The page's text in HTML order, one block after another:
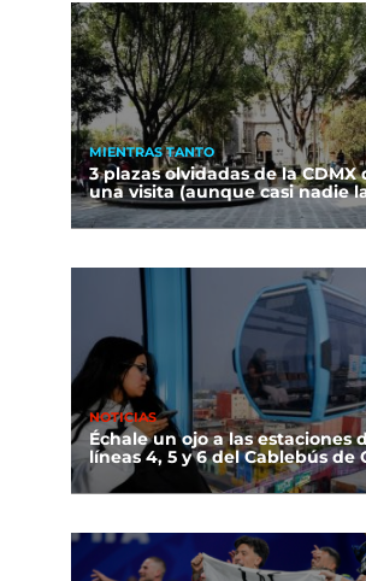
MIENTRAS TANTO
3 plazas olvidadas de la
una visita (aunque casi nadie
NOTICIAS
Échale un ojo a las estaciones
líneas 4, 5 y 6 del Cablebús de